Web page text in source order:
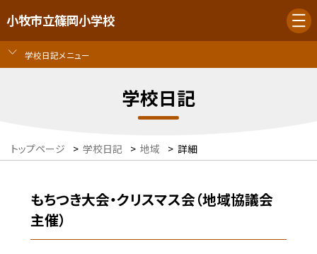
小牧市立篠岡小学校
学校日記メニュー
学校日記
トップページ > 学校日記 > 地域 > 詳細
もちつき大会・クリスマス会（地域協議会
主催）